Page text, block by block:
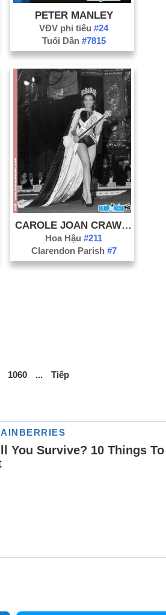
PETER MANLEY
VĐV phi tiêu#24
Tuổi Dần #7815
CAROLE JOAN CRAWFORD
Hoa Hậu#211
Clarendon Parish #7
1060 ... Tiếp